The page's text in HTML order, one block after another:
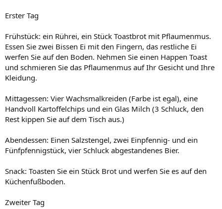
Erster Tag
Frühstück: ein Rührei, ein Stück Toastbrot mit Pflaumenmus.
Essen Sie zwei Bissen Ei mit den Fingern, das restliche Ei
werfen Sie auf den Boden. Nehmen Sie einen Happen Toast
und schmieren Sie das Pflaumenmus auf Ihr Gesicht und Ihre
Kleidung.
Mittagessen: Vier Wachsmalkreiden (Farbe ist egal), eine
Handvoll Kartoffelchips und ein Glas Milch (3 Schluck, den
Rest kippen Sie auf dem Tisch aus.)
Abendessen: Einen Salzstengel, zwei Einpfennig- und ein
Fünfpfennigstück, vier Schluck abgestandenes Bier.
Snack: Toasten Sie ein Stück Brot und werfen Sie es auf den
Küchenfußboden.
Zweiter Tag